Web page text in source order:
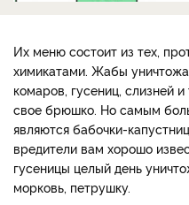
Их меню состоит из тех,
химикатами. Жабы
комаров, гусениц, слизней
свое брюшко. Но самым
являются бабочки-
вредители вам хорошо
гусеницы целый день
морковь, петрушку.